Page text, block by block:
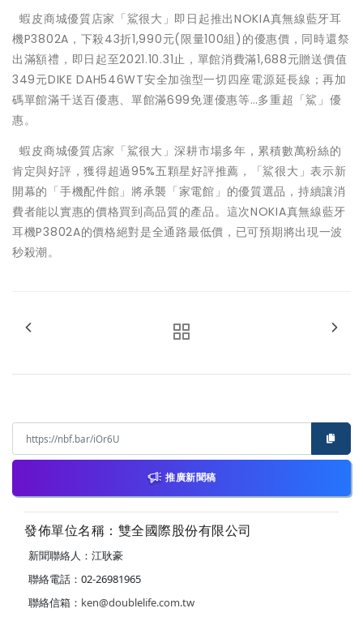
蝦皮商城優質店家「鯊很大」即日起推出NOKIA真無線藍牙耳
機P3802A，下殺43折1,990元(限量100組)的優惠價，同時還祭
出滿額禮，即日起至2021.10.31止，單館消費滿1,688元贈送價值
349元DIKE DAH546WT安全加強型一切四座電源延長線；再加
碼單館滿千送百優惠、單館滿699免運優惠等…多重超「鯊」優
惠。
蝦皮商城優質店家「鯊很大」深耕市場多年，累積數萬粉絲的
肯定與好評，獲得超過95%五顆星好評推薦，「鯊很大」表示新
開幕的「手機配件館」將承襲「家電館」的優質選品，持續讓消
費者能以實惠的價格買到高品質的產品。這次NOKIA真無線藍牙
耳機P3802A的價格絕對是全通路最低價，已可預期將出現一波
秒殺潮。
推廣新聞稿
發佈單位名稱：雙全國際股份有限公司
新聞聯絡人：江耿豪
聯絡電話：02-26981965
聯絡信箱： ken@doublelife.com.tw